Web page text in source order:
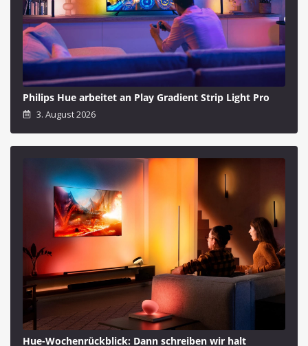
Philips Hue arbeitet an Play Gradient Strip Light Pro
3. August 2026
Hue-Wochenrückblick: Dann schreiben wir halt